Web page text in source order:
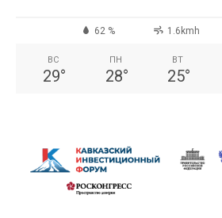
62 % 1.6kmh
ВС
29°
ПН
28°
ВТ
25°